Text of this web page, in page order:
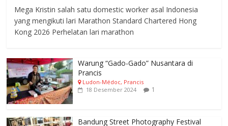
Mega Kristin salah satu domestic worker asal Indonesia
yang mengikuti lari Marathon Standard Chartered Hong
Kong 2026 Perhelatan lari marathon
Warung “Gado-Gado” Nusantara di
Prancis
Ludon-Médoc, Prancis
18 Desember 2024
1
Bandung Street Photography Festival